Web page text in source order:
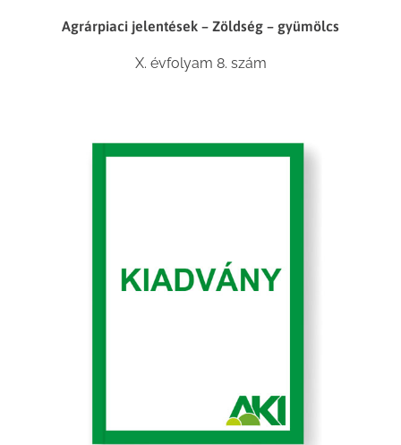
Agrárpiaci jelentések – Zöldség – gyümölcs
X. évfolyam 8. szám